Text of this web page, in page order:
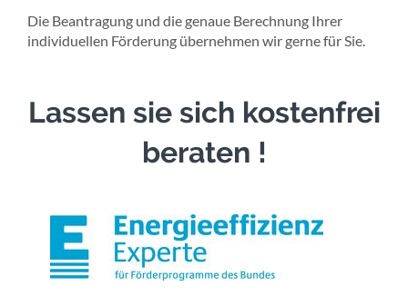
Die Beantragung und die genaue Berechnung Ihrer
individuellen Förderung übernehmen wir gerne für Sie.
Lassen sie sich kostenfrei
beraten !